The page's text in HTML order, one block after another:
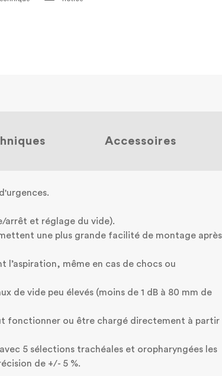
Accessoires
arrêt et réglage du vide).
une plus grande facilité de montage après
même en cas de chocs ou
de vide peu élevés (moins de 1 dB à 80 mm de
fonctionner ou être chargé directement à partir
5 sélections trachéales et oropharyngées les
de +/- 5 %.